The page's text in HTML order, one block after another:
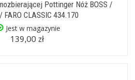
Pottinger Nóż BOSS /
FARO CLASSIC 434.170
Jest w magazynie
139,00 zł